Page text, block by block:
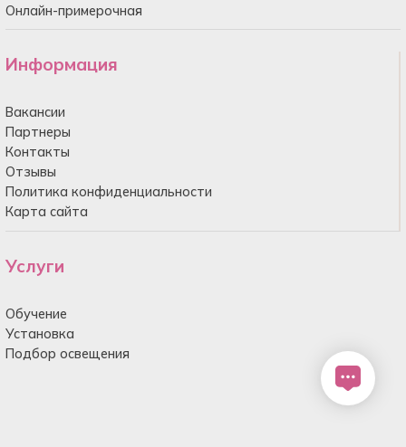
Онлайн-примерочная
Информация
Вакансии
Партнеры
Контакты
Отзывы
Политика конфиденциальности
Карта сайта
Услуги
Обучение
Установка
Подбор освещения